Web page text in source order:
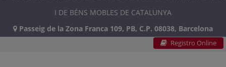
I DE BÉNS MOBLES DE CATALUNYA
Passeig de la Zona Franca 109, PB, C.P. 08038, Barcelona
Registro Online